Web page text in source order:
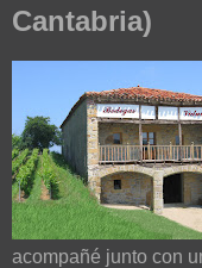
Cantabria)
acompañé junto con